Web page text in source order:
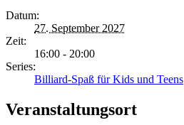
Datum:
27. September 2027
Zeit:
16:00 - 20:00
Series:
Billiard-Spaß für Kids und Teens
Veranstaltungsort